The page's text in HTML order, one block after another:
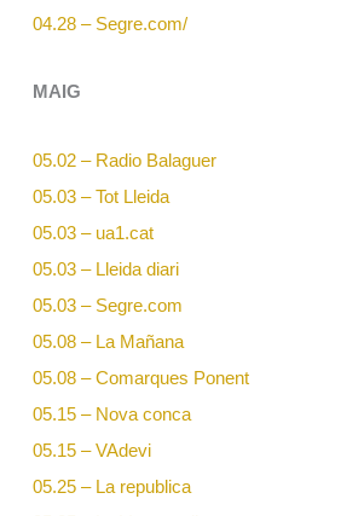
04.28 – Segre.com/
MAIG
05.02 – Radio Balaguer
05.03 – Tot Lleida
05.03 – ua1.cat
05.03 – Lleida diari
05.03 – Segre.com
05.08 – La Mañana
05.08 – Comarques Ponent
05.15 – Nova conca
05.15 – VAdevi
05.25 – La republica